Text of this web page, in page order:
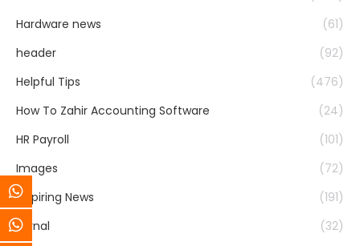
Hardware news
(61)
header
(92)
Helpful Tips
(476)
How To Zahir Accounting Software
(24)
HR Payroll
(101)
Images
(72)
Inspiring News
(191)
Jurnal
(32)